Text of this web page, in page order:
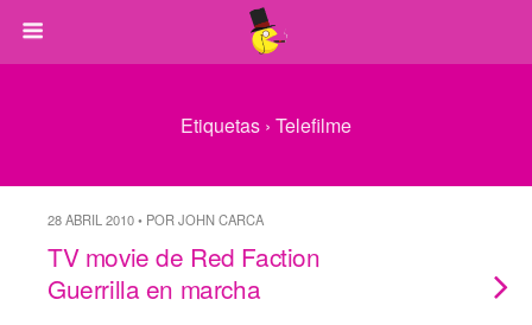
Etiquetas › Telefilme
28 ABRIL 2010 • POR JOHN CARCA
TV movie de Red Faction
Guerrilla en marcha